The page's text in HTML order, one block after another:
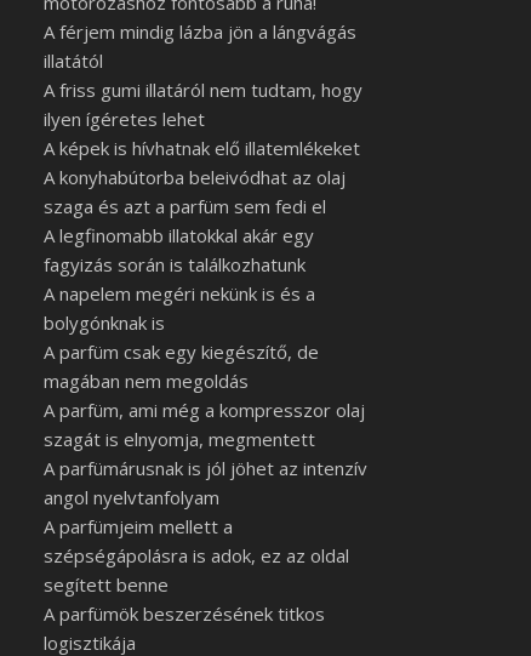
A férjem mindig lázba jön a lángvágás
illatától
A friss gumi illatáról nem tudtam, hogy
ilyen ígéretes lehet
A képek is hívhatnak elő illatemlékeket
A konyhabútorba beleivódhat az olaj
szaga és azt a parfüm sem fedi el
A legfinomabb illatokkal akár egy
fagyizás során is találkozhatunk
A napelem megéri nekünk is és a
bolygónknak is
A parfüm csak egy kiegészítő, de
magában nem megoldás
A parfüm, ami még a kompresszor olaj
szagát is elnyomja, megmentett
A parfümárusnak is jól jöhet az intenzív
angol nyelvtanfolyam
A parfümjeim mellett a
szépségápolásra is adok, ez az oldal
segített benne
A parfümök beszerzésének titkos
logisztikája